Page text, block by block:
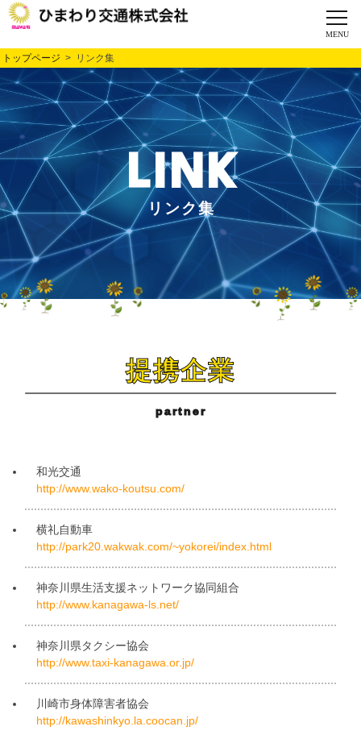
トップページ > リンク集
LINK
リンク集
提携企業
partner
和光交通
http://www.wako-koutsu.com/
横礼自動車
http://park20.wakwak.com/~yokorei/index.html
神奈川県生活支援ネットワーク協同組合
http://www.kanagawa-ls.net/
神奈川県タクシー協会
http://www.taxi-kanagawa.or.jp/
川崎市身体障害者協会
http://kawashinkyo.la.coocan.jp/